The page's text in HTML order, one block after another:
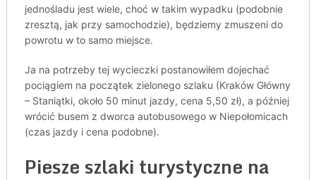
jednośladu jest wiele, choć w takim wypadku (podobnie
zresztą, jak przy samochodzie), będziemy zmuszeni do
powrotu w to samo miejsce.
Ja na potrzeby tej wycieczki postanowiłem dojechać
pociągiem na początek zielonego szlaku (Kraków Główny
– Staniątki, około 50 minut jazdy, cena 5,50 zł), a później
wrócić busem z dworca autobusowego w Niepołomicach
(czas jazdy i cena podobne).
Piesze szlaki turystyczne na